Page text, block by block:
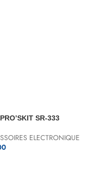
SR-333
ELECTRONIQUE